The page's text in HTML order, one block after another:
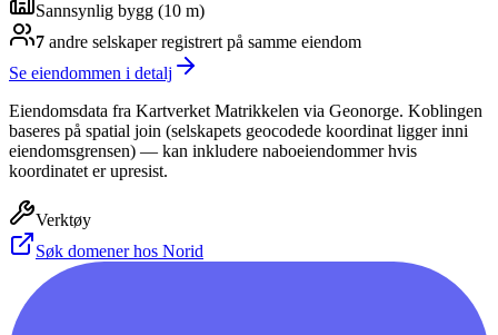
Sannsynlig bygg (10 m)
7 andre selskaperregistrert på samme eiendom
Se eiendommen i detalj
Eiendomsdata fra Kartverket Matrikkelen via Geonorge. Koblingen
baseres på spatial join (selskapets geocodede koordinat ligger inni
eiendomsgrensen) — kan inkludere naboeiendommer hvis
koordinatet er upresist.
Verktøy
Søk domener hos Norid